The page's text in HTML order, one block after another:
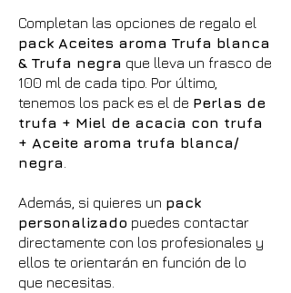
Completan las opciones de regalo el
pack Aceites aroma Trufa blanca
& Trufa negra que lleva un frasco de
100 ml de cada tipo. Por último,
tenemos los pack es el de Perlas de
trufa + Miel de acacia con trufa
+ Aceite aroma trufa blanca/
negra
Además, si quieres un pack
personalizado puedes contactar
directamente con los profesionales y
ellos te orientarán en función de lo
que necesitas.